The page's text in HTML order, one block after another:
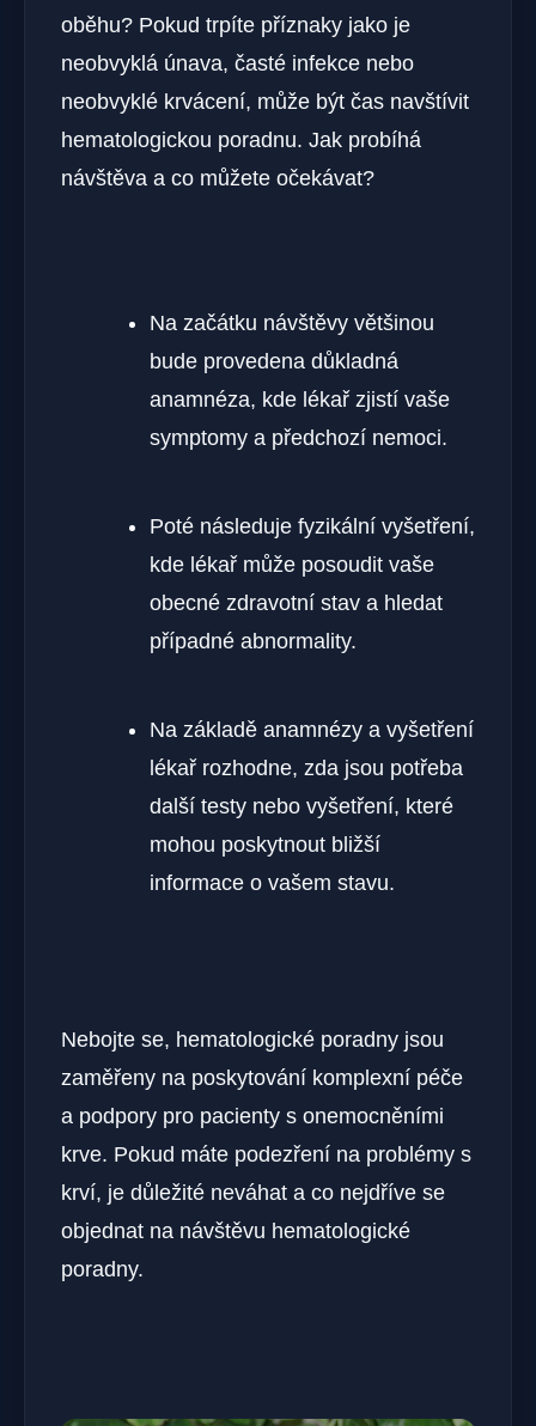
oběhu? Pokud trpíte příznaky jako je
neobvyklá únava, časté infekce nebo
neobvyklé krvácení, může být čas navštívit
hematologickou poradnu. Jak probíhá
návštěva a co můžete očekávat?
Na začátku návštěvy většinou
bude provedena důkladná
anamnéza, kde lékař zjistí vaše
symptomy a předchozí nemoci.
Poté následuje fyzikální vyšetření,
kde lékař může posoudit vaše
obecné zdravotní stav a hledat
případné abnormality.
Na základě anamnézy a vyšetření
lékař rozhodne, zda jsou potřeba
další testy nebo vyšetření, které
mohou poskytnout bližší
informace o vašem stavu.
Nebojte se, hematologické poradny jsou
zaměřeny na poskytování komplexní péče
a podpory pro pacienty s onemocněními
krve. Pokud máte podezření na problémy s
krví, je důležité neváhat a co nejdříve se
objednat na návštěvu hematologické
poradny.